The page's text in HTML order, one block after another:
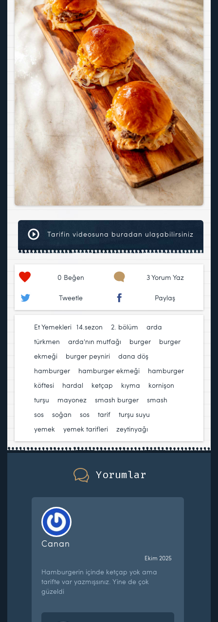
Tarifin videosuna buradan ulaşabilirsiniz
0 Beğen 3 Yorum Yaz
Tweetle Paylaş
Et Yemekleri 14.sezon 2. bölüm
arda
türkmen
arda'nın mutfağı burger
burger
ekmeği
burger peyniri dana döş
hamburger
hamburger ekmeği
hamburger
köftesi
hardal ketçap kıyma
kornişon
turşu
mayonez smash burger
smash
sos
soğan sos tarif turşu suyu
yemek
yemek tarifleri zeytinyağı
Yorumlar
Canan
Ekim 2025
Hamburgerin içinde ketçap yok ama
tarifte var yazmışsınız. Yine de çok
güzeldi